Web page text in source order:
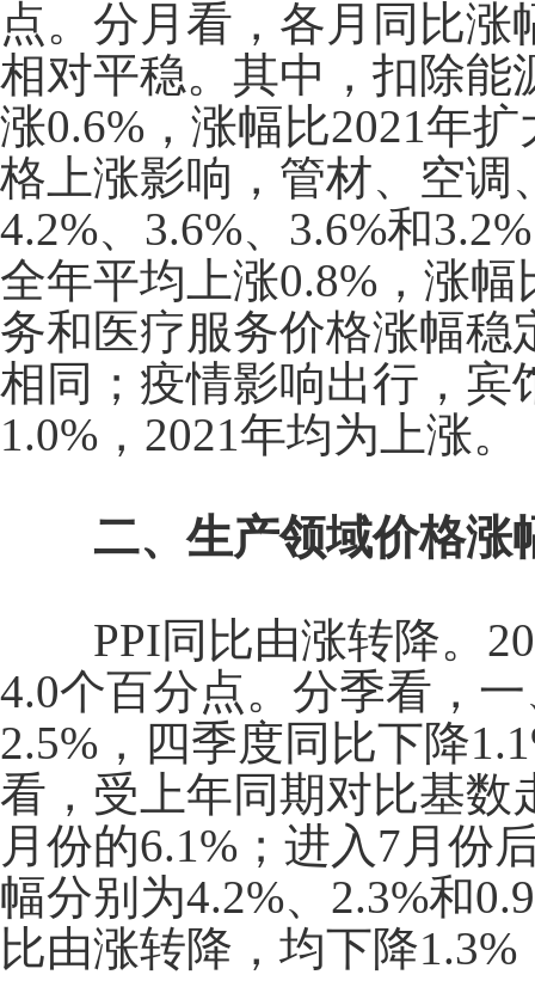
点。分月看，各月同比涨
相对平稳。其中，扣除能
涨0.6% ，涨幅比2021年扩
格上涨影响，管材、空调
4.2%、 3.6%、 3.6%和3.2%
全年平均上涨0.8% ，涨幅
务和医疗服务价格涨幅稳
相同；疫情影响出行，宾
1.0% ， 2021年均为上涨。
二、生产领域价格涨
PPI同比由涨转降。
4.0个百分点。分季看，
2.5% ，四季度同比下降
看，受上年同期对比基数
月份的6.1% ；进入 7月份
幅分别为4.2%、 2.3%和
比由涨转降，均下降1.3%